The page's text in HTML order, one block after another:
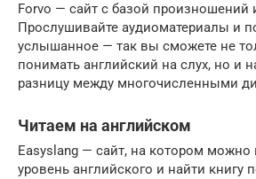
Forvo — сайт с базой произношений
Прослушивайте аудиоматериалы и
услышанное — так вы сможете не
понимать английский на слух, но и
разницу между многочисленными
Читаем на английском
Easyslang — сайт, на котором можно
уровень английского и найти книгу